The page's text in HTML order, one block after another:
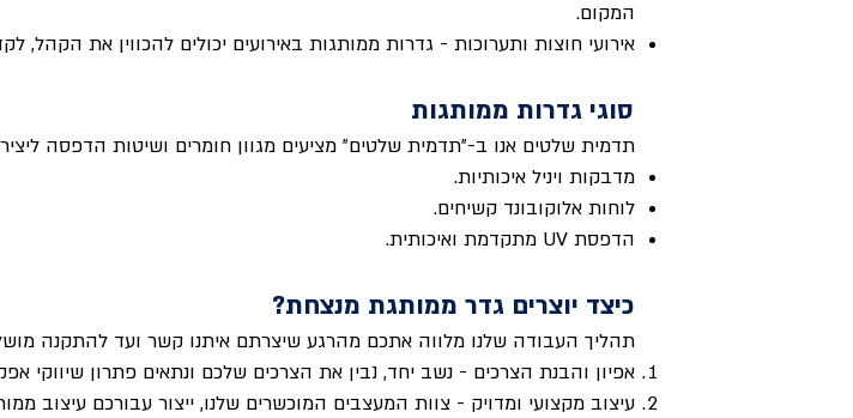
המקום.
אירועי חוצות ותערוכות - גדרות ממותגות באירועים יכולים להכווין את הקהל,
סוגי גדרות ממותגות
תדמית שלטים אנו ב-"תדמית שלטים" מציעים מגוון חומרים ושיטות הדפסה
מדבקות ויניל איכותיות.
לוחות אלוקובונד קשיחים.
הדפסת UV מתקדמת ואיכותית.
כיצד יוצרים גדר ממותגת מנצחת?
תהליך העבודה שלנו מלווה אתכם מהרגע שיצרתם איתנו קשר ועד להתקנה
אפיון והבנת הצרכים - נשב יחד, נבין את הצרכים שלכם ונתאים פתרון שיווקי
עיצוב מקצועי ומדויק - צוות המעצבים המוכשרים שלנו, ייצור עבורכם עיצוב